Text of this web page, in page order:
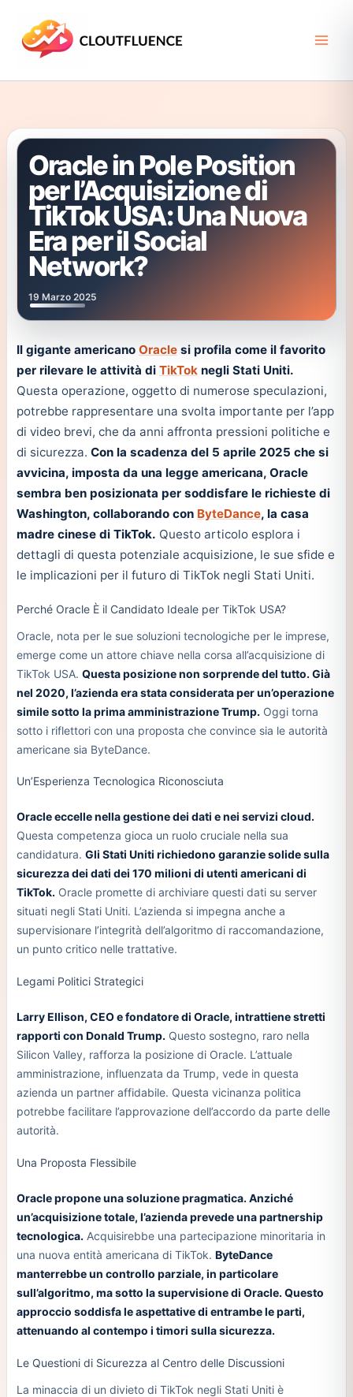
contenuto
Oracle in Pole Position
per l’Acquisizione di
TikTok USA: Una Nuova
Era per il Social
Network?
19 Marzo 2025
Il gigante americano Oraclesi profila come il favorito
per rilevare le attività di TikToknegli Stati Uniti.
Questa operazione, oggetto di numerose speculazioni,
potrebbe rappresentare una svolta importante per l’app
di video brevi, che da anni affronta pressioni politiche e
di sicurezza. Con la scadenza del 5 aprile 2025 che si
avvicina, imposta da una legge americana, Oracle
sembra ben posizionata per soddisfare le richieste di
Washington, collaborando con ByteDance, la casa
madre cinese di TikTok. Questo articolo esplora i
dettagli di questa potenziale acquisizione, le sue sfide e
le implicazioni per il futuro di TikTok negli Stati Uniti.
Perché Oracle È il Candidato Ideale per TikTok USA?
Oracle, nota per le sue soluzioni tecnologiche per le imprese,
emerge come un attore chiave nella corsa all’acquisizione di
TikTok USA. Questa posizione non sorprende del tutto. Già
nel 2020, l’azienda era stata considerata per un’operazione
simile sotto la prima amministrazione Trump. Oggi torna
sotto i riflettori con una proposta che convince sia le autorità
americane sia ByteDance.
Un’Esperienza Tecnologica Riconosciuta
Oracle eccelle nella gestione dei dati e nei servizi cloud.
Questa competenza gioca un ruolo cruciale nella sua
candidatura. Gli Stati Uniti richiedono garanzie solide sulla
sicurezza dei dati dei 170 milioni di utenti americani di
TikTok. Oracle promette di archiviare questi dati su server
situati negli Stati Uniti. L’azienda si impegna anche a
supervisionare l’integrità dell’algoritmo di raccomandazione,
un punto critico nelle trattative.
Legami Politici Strategici
Larry Ellison, CEO e fondatore di Oracle, intrattiene stretti
rapporti con Donald Trump. Questo sostegno, raro nella
Silicon Valley, rafforza la posizione di Oracle. L’attuale
amministrazione, influenzata da Trump, vede in questa
azienda un partner affidabile. Questa vicinanza politica
potrebbe facilitare l’approvazione dell’accordo da parte delle
autorità.
Una Proposta Flessibile
Oracle propone una soluzione pragmatica. Anziché
un’acquisizione totale, l’azienda prevede una partnership
tecnologica. Acquisirebbe una partecipazione minoritaria in
una nuova entità americana di TikTok. ByteDance
manterrebbe un controllo parziale, in particolare
sull’algoritmo, ma sotto la supervisione di Oracle. Questo
approccio soddisfa le aspettative di entrambe le parti,
attenuando al contempo i timori sulla sicurezza.
Le Questioni di Sicurezza al Centro delle Discussioni
La minaccia di un divieto di TikTok negli Stati Uniti è